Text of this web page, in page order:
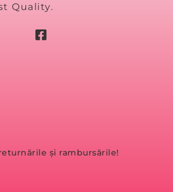
Quality.
și rambursările!